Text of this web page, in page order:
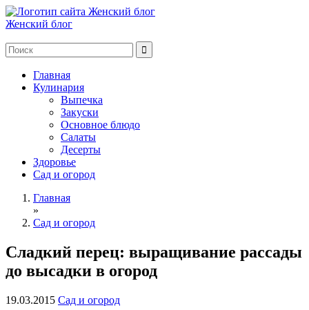
Женский блог
Главная
Кулинария
Выпечка
Закуски
Основное блюдо
Салаты
Десерты
Здоровье
Сад и огород
Главная
»
Сад и огород
Сладкий перец: выращивание рассады
до высадки в огород
19.03.2015 Сад и огород